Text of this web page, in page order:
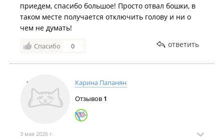
приедем, спасибо большое! Просто отвал бошки, в
таком месте получается отключить голову и ни о
чем не думать!
Спасибо 0 ответить
Карина Папанян
Отзывов 1
3 мая 2026 г.